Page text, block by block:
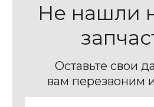
Не нашли
Оставьте свои
вам перезвоним